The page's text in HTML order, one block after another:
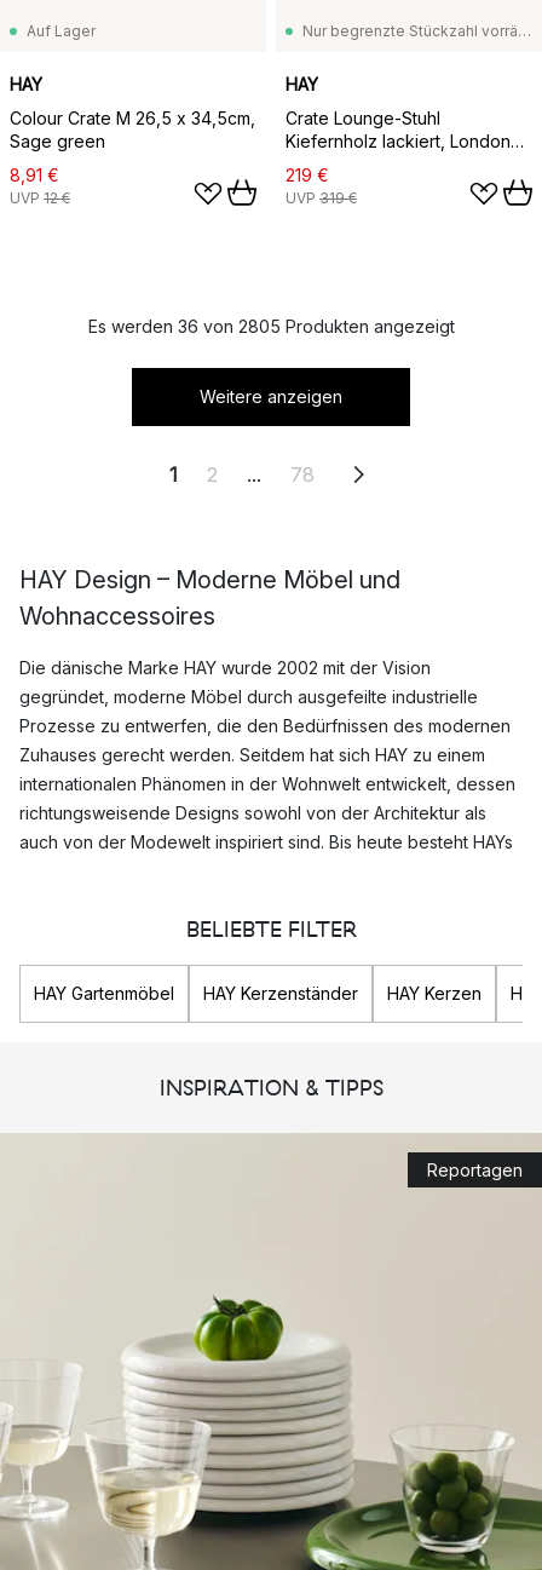
Auf Lager
HAY
Colour Crate M 26,5 x 34,5cm,
Sage green
8,91 €
UVP 12 €
Nur begrenzte Stückzahl vorrätig
HAY
Crate Lounge-Stuhl
Kiefernholz lackiert, London
fog
219 €
UVP 319 €
Es werden 36 von 2805 Produkten angezeigt
Weitere anzeigen
1 2 ... 78
HAY Design – Moderne Möbel und
Wohnaccessoires
Die dänische Marke HAY wurde 2002 mit der Vision
gegründet, moderne Möbel durch ausgefeilte industrielle
Prozesse zu entwerfen, die den Bedürfnissen des modernen
Zuhauses gerecht werden. Seitdem hat sich HAY zu einem
internationalen Phänomen in der Wohnwelt entwickelt, dessen
richtungsweisende Designs sowohl von der Architektur als
auch von der Modewelt inspiriert sind. Bis heute besteht HAYs
Welche HAY Produkte sind am populärsten?
Design bereichern. Hier finden Sie alles was Sie für ein
modernes Zuhause brauchen, vonSitzkissenund praktischen
sowie dekorative
Vasenfinden Sie
Top 3 Hay Designs
Colour Crate Aufbewahrungsbox von HAY
HAY Flowerpot
Candle Twist Kerze
Hay- Zusammenarbeit mit berühmten
Designern
BELIEBTE FILTER
HAY Gartenmöbel HAY Kerzenständer HAY Kerzen
INSPIRATION & TIPPS
Reportagen